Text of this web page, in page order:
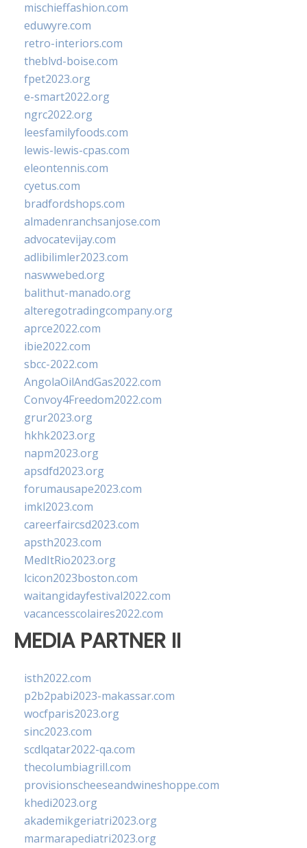
mischieffashion.com
eduwyre.com
retro-interiors.com
theblvd-boise.com
fpet2023.org
e-smart2022.org
ngrc2022.org
leesfamilyfoods.com
lewis-lewis-cpas.com
eleontennis.com
cyetus.com
bradfordshops.com
almadenranchsanjose.com
advocatevijay.com
adlibilimler2023.com
naswwebed.org
balithut-manado.org
alteregotradingcompany.org
aprce2022.com
ibie2022.com
sbcc-2022.com
AngolaOilAndGas2022.com
Convoy4Freedom2022.com
grur2023.org
hkhk2023.org
napm2023.org
apsdfd2023.org
forumausape2023.com
imkl2023.com
careerfaircsd2023.com
apsth2023.com
MedItRio2023.org
lcicon2023boston.com
waitangidayfestival2022.com
vacancesscolaires2022.com
MEDIA PARTNER II
isth2022.com
p2b2pabi2023-makassar.com
wocfparis2023.org
sinc2023.com
scdlqatar2022-qa.com
thecolumbiagrill.com
provisionscheeseandwineshoppe.com
khedi2023.org
akademikgeriatri2023.org
marmarapediatri2023.org